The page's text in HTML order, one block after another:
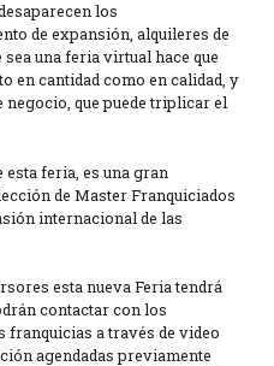
los
de expansión, alquileres de
una feria virtual hace que
en cantidad como en calidad, y
negocio, que puede triplicar el
esta feria, es una gran
de Master Franquiciados
internacional de las
esta nueva Feria tendrá
contactar con los
a través de video
agendadas previamente